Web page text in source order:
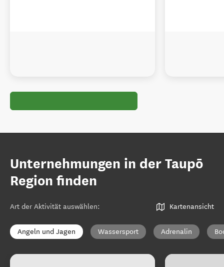
Unternehmungen in der Taupō
Region finden
Art der Aktivität auswählen: Kartenansicht
Angeln und Jagen Wassersport Adrenalin